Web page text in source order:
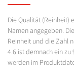
Die Qualität (Reinheit)
Namen angegeben.
Reinheit und die Zahl
4.6 ist demnach ein zu
werden im